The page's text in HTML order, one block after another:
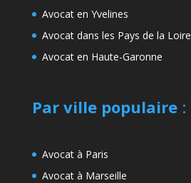
Avocat en Yvelines
Avocat dans les Pays de la Loire
Avocat en Haute-Garonne
Par ville populaire:
Avocat à Paris
Avocat à Marseille